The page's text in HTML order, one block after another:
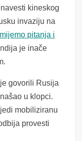
kineskog
invaziju na
pitanja i
je inače
govorili Rusija
u klopci.
mobiliziranu
provesti